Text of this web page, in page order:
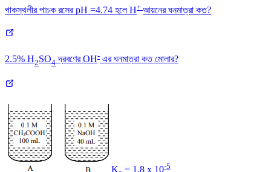
পাকস্থলীর পাচক রসের pH =4.74 হলে H+ আয়নের ঘনমাত্রা কত?
2.5% H2SO4 দ্রবণের OH- এর ঘনমাত্রা কত মোলার?
K = 1.8 x 10-5